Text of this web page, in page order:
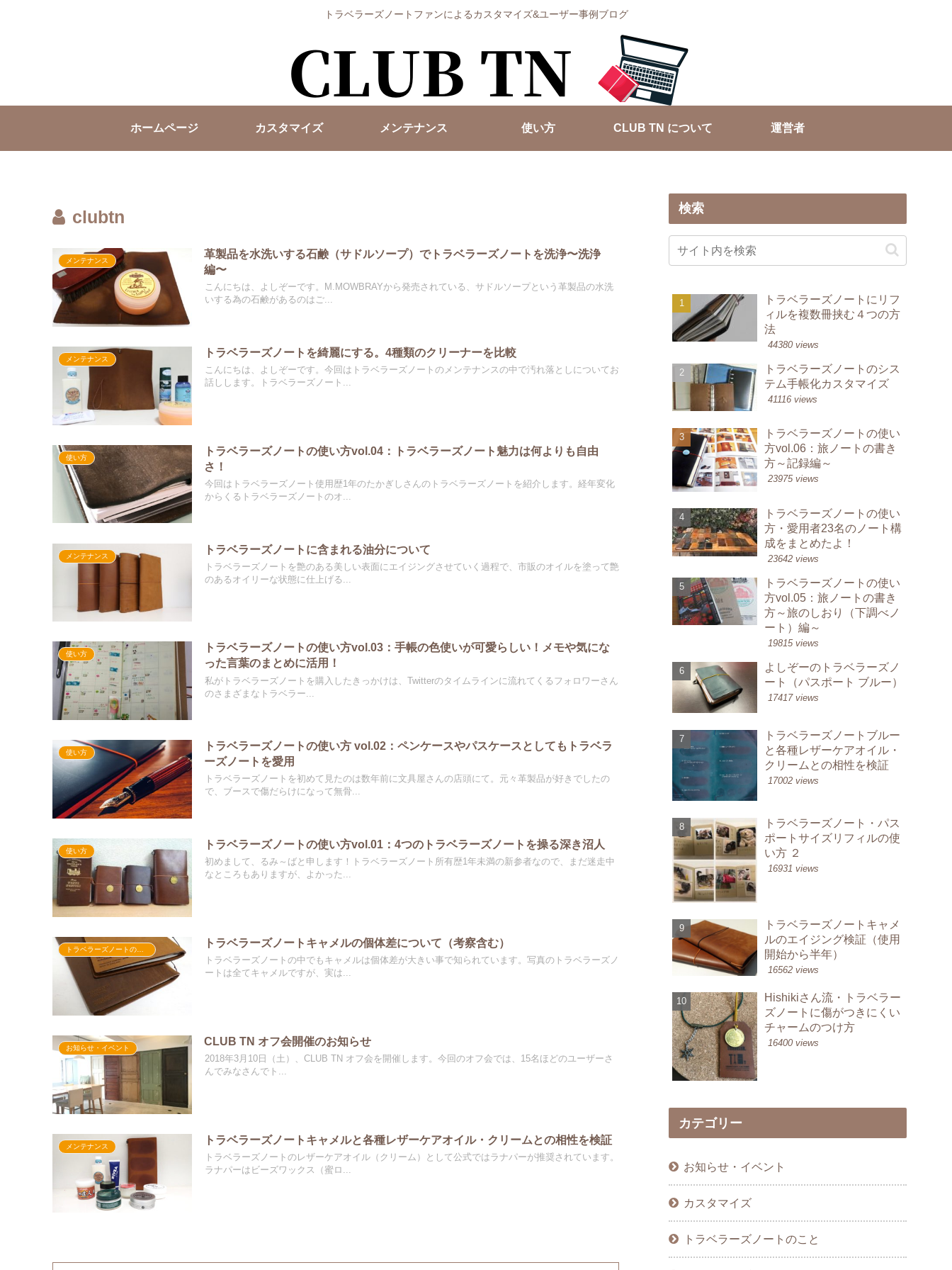
トラベラーズノートファンによるカスタマイズ&ユーザー事例ブログ
ホームページ カスタマイズ メンテナンス 使い方 CLUB TN について 運営者
clubtn
メンテナンス
革製品を水洗いする石鹸（サドルソープ）でトラベラーズノートを洗浄〜洗浄
編〜
こんにちは、よしぞーです。M.MOWBRAYから発売されている、サドルソープという革製品の水洗
いする為の石鹸があるのはご...
メンテナンス
トラベラーズノートを綺麗にする。4種類のクリーナーを比較
こんにちは、よしぞーです。今回はトラベラーズノートのメンテナンスの中で汚れ落としについてお
話しします。トラベラーズノート...
使い方
トラベラーズノートの使い方vol.04：トラベラーズノート魅力は何よりも自由
さ！
今回はトラベラーズノート使用歴1年のたかぎしさんのトラベラーズノートを紹介します。経年変化
からくるトラベラーズノートのオ...
メンテナンス
トラベラーズノートに含まれる油分について
トラベラーズノートを艶のある美しい表面にエイジングさせていく過程で、市販のオイルを塗って艶
のあるオイリーな状態に仕上げる...
使い方
トラベラーズノートの使い方vol.03：手帳の色使いが可愛らしい！メモや気にな
った言葉のまとめに活用！
私がトラベラーズノートを購入したきっかけは、Twitterのタイムラインに流れてくるフォロワーさん
のさまざまなトラベラー...
使い方
トラベラーズノートの使い方 vol.02：ペンケースやパスケースとしてもトラベラ
ーズノートを愛用
トラベラーズノートを初めて見たのは数年前に文具屋さんの店頭にて。元々革製品が好きでしたの
で、ブースで傷だらけになって無骨...
使い方
トラベラーズノートの使い方vol.01：4つのトラベラーズノートを操る深き沼人
初めまして、るみ～ばと申します！トラベラーズノート所有歴1年未満の新参者なので、まだ迷走中
なところもありますが、よかった...
トラベラーズノートキャメルの個体差について（考察含む）
トラベラーズノートの中でもキャメルは個体差が大きい事で知られています。写真のトラベラーズノ
ートは全てキャメルですが、実は...
お知らせ・イベント
CLUB TN オフ会開催のお知らせ
2018年3月10日（土）、CLUB TN オフ会を開催します。今回のオフ会では、15名ほどのユーザーさ
んでみなさんでト...
メンテナンス
トラベラーズノートキャメルと各種レザーケアオイル・クリームとの相性を検証
トラベラーズノートのレザーケアオイル（クリーム）として公式ではラナパーが推奨されています。
ラナパーはビーズワックス（蜜ロ...
検索
トラベラーズノートにリフ
ィルを複数冊挟む４つの方
法
44380 views
トラベラーズノートのシス
テム手帳化カスタマイズ
41116 views
トラベラーズノートの使い
方vol.06：旅ノートの書き
方～記録編～
23975 views
トラベラーズノートの使い
方・愛用者23名のノート構
成をまとめたよ！
23642 views
トラベラーズノートの使い
方vol.05：旅ノートの書き
方～旅のしおり（下調べノ
ート）編～
19815 views
よしぞーのトラベラーズノ
ート（パスポート ブルー）
17417 views
トラベラーズノートブルー
と各種レザーケアオイル・
クリームとの相性を検証
17002 views
トラベラーズノート・パス
ポートサイズリフィルの使
い方 ２
16931 views
トラベラーズノートキャメ
ルのエイジング検証（使用
開始から半年）
16562 views
Hishikiさん流・トラベラー
ズノートに傷がつきにくい
チャームのつけ方
16400 views
カテゴリー
お知らせ・イベント
カスタマイズ
トラベラーズノートのこと